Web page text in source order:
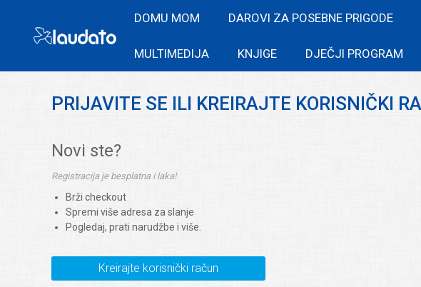
DOMU MOM DAROVI ZA POSEBNE PRIGODE
MULTIMEDIJA KNJIGE DJEČJI PROGRAM
PRIJAVITE SE ILI KREIRAJTE KORISNIČKI
Novi ste?
Registracija je besplatna i laka!
Brži checkout
Spremi više adresa za slanje
Pogledaj, prati narudžbe i više.
Kreirajte korisnički račun